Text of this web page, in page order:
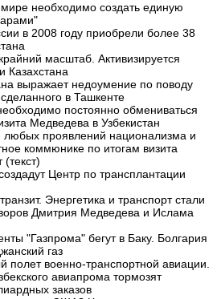
необходимо создать единую
в 2008 году приобрели более 38
масштаб. Активизируется
Казахстана
выражает недоумение по поводу
в Ташкенте
постоянно обмениваться
Медведева в Узбекистан
любых проявлений национализма и
коммюнике по итогам визита
Центр по трансплантации
Энергетика и транспорт стали
Дмитрия Медведева и Ислама
"Газпрома" бегут в Баку. Болгария
газ
полет военно-транспортной авиации.
авиапрома тормозят
заказов